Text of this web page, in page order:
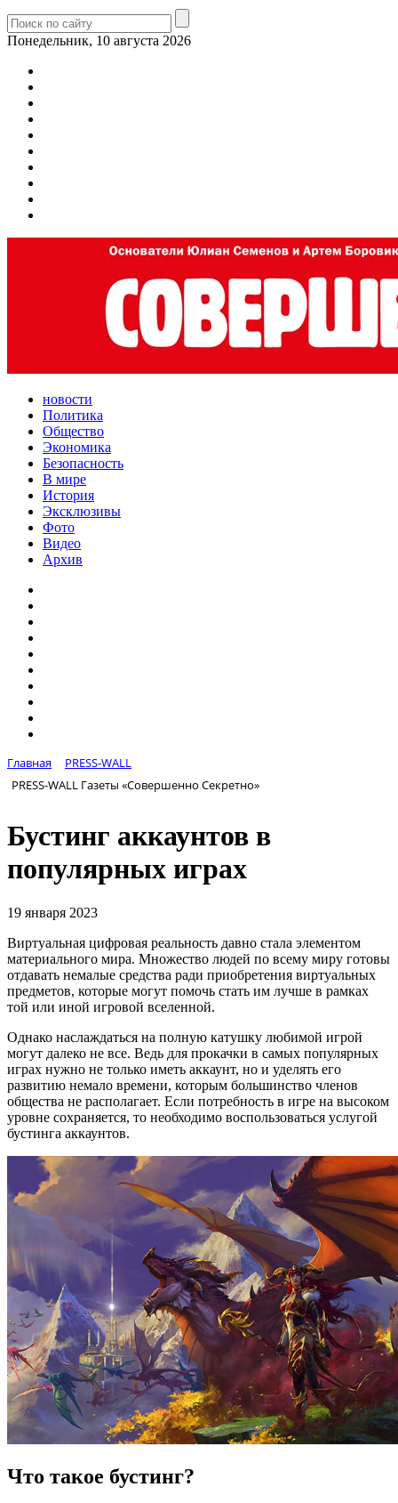
Понедельник, 10 августа 2026
новости
Политика
Общество
Экономика
Безопасность
В мире
История
Эксклюзивы
Фото
Видео
Архив
Главная
PRESS-WALL
PRESS-WALL Газеты «Совершенно Секретно»
Бустинг аккаунтов в
популярных играх
19 января 2023
Виртуальная цифровая реальность давно стала элементом
материального мира. Множество людей по всему миру готовы
отдавать немалые средства ради приобретения виртуальных
предметов, которые могут помочь стать им лучше в рамках
той или иной игровой вселенной.
Однако наслаждаться на полную катушку любимой игрой
могут далеко не все. Ведь для прокачки в самых популярных
играх нужно не только иметь аккаунт, но и уделять его
развитию немало времени, которым большинство членов
общества не располагает. Если потребность в игре на высоком
уровне сохраняется, то необходимо воспользоваться услугой
бустинга аккаунтов.
Что такое бустинг?